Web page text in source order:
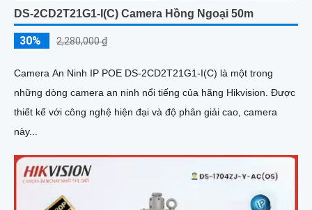
DS-2CD2T21G1-I(C) Camera Hồng Ngoại 50m
30% 2,280,000 ₫
Camera An Ninh IP POE DS-2CD2T21G1-I(C) là một trong
những dòng camera an ninh nổi tiếng của hãng Hikvision. Được
thiết kế với công nghệ hiện đại và độ phân giải cao, camera
này...